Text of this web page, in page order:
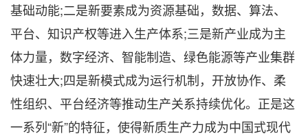
基础动能;二是新要素成为资源基础，数据、算法、
平台、知识产权等进入生产体系;三是新产业成为主
体力量，数字经济、智能制造、绿色能源等产业集群
快速壮大;四是新模式成为运行机制，开放协作、柔
性组织、平台经济等推动生产关系持续优化。正是这
一系列“新”的特征，使得新质生产力成为中国式现代